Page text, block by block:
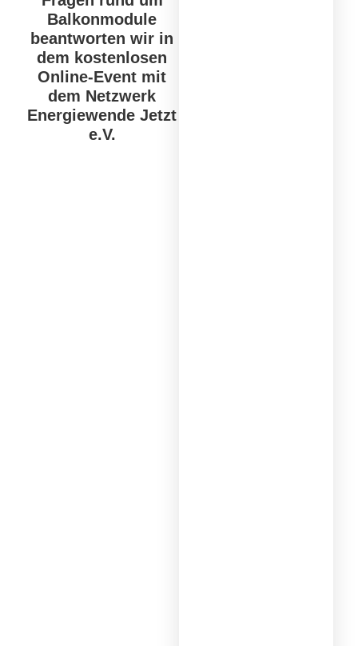
Balkonmodule
beantworten wir in
dem kostenlosen
Online-Event mit
dem Netzwerk
Energiewende Jetzt
e.V.